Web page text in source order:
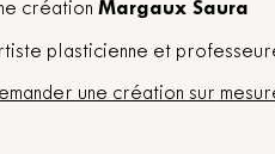
création Margaux Saura
plasticienne et
une création sur